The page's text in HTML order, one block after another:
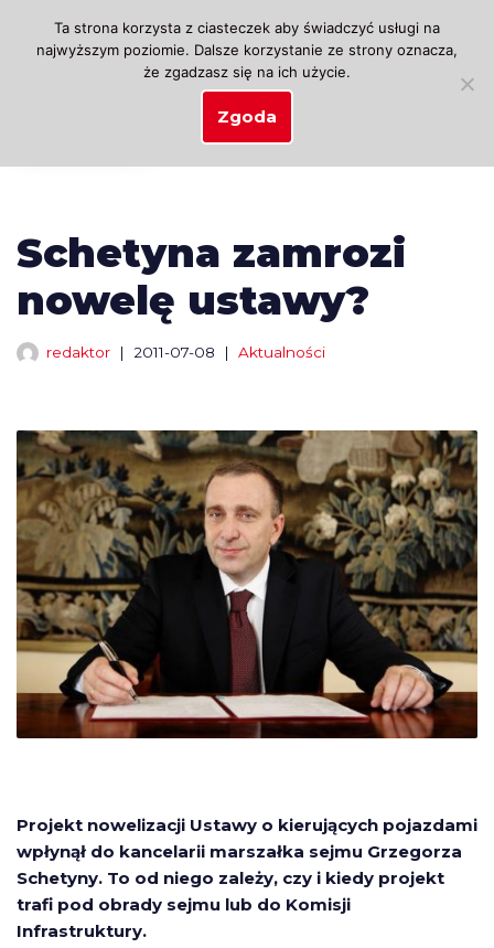
Przejdź
Schetyna zamrozi
nowelę ustawy?
redaktor 2011-07-08 Aktualności
Projekt nowelizacji Ustawy o kierujących pojazdami
wpłynął do kancelarii marszałka sejmu Grzegorza
Schetyny. To od niego zależy, czy i kiedy projekt
trafi pod obrady sejmu lub do Komisji
Infrastruktury.
Ta strona korzysta z ciasteczek aby świadczyć usługi na
najwyższym poziomie. Dalsze korzystanie ze strony oznacza,
że zgadzasz się na ich użycie.
Zgoda